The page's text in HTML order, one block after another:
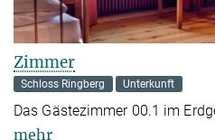
Zimmer
Schloss Ringberg Unterkunft
Das Gästezimmer 00.1 im
mehr